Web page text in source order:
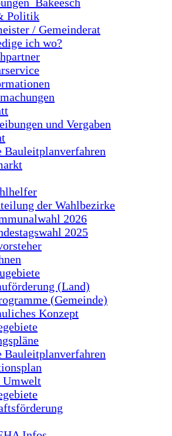
Politik
/ Gemeinderat
ich wo?
und Vergaben
Bauleitplanverfahren
der Wahlbezirke
2026
2025
(Land)
(Gemeinde)
Konzept
Bauleitplanverfahren